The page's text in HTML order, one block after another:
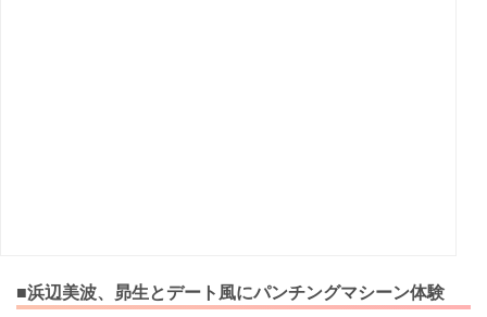
■浜辺美波、昴生とデート風にパンチングマシーン体験